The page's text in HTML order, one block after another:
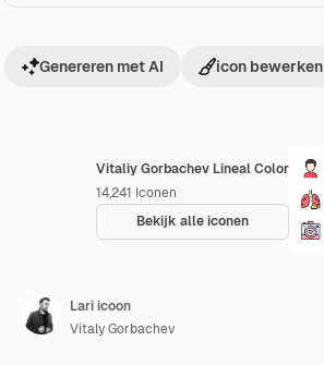
Vitaliy Gorbachev Lineal Color
14,241 Iconen
Bekijk alle iconen
Genereren met AI icon bewerken
Lari icoon
Vitaly Gorbachev